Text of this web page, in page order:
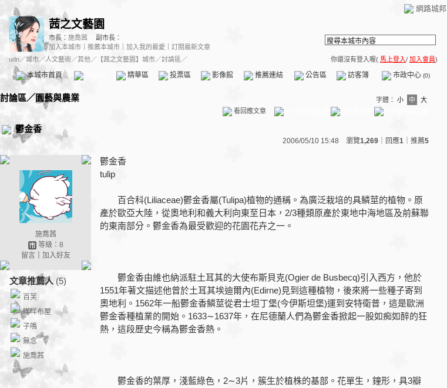
網路城邦
茜之文藝園
市長： 施喬茜
副市長：
加入本城市
推薦本城市 加入我的最愛
訂閱最新文章
udn／城市／人文藝術／其他 ／ 【茜之文藝園】城市／討論區／ 你還沒有登入喔( 馬上登入/ 加入會員)
本城市首頁 精華區 投票區 影像館 推薦連結 公告區 訪客簿 市政中心 (0)
討論區／園藝與農業 字體： 小 中
大
看回應文章
鬱金香
2006/05/10 15:48 瀏覽1,269 ｜回應1 推薦5
施喬茜
等級：8
留言｜ 加入好友
文章推薦人 (5)
百芙
咩咩布屋
子鳴
無念
施喬茜
鬱金香
tulip
百合科(Liliaceae)鬱金香屬(Tulipa)植物的通稱。為廣泛栽培的具鱗莖的植物。原
產於歐亞大陸，從奧地利和義大利向東至日本，2/3種類原產於東地中海地區及前蘇聯
的東南部分。鬱金香為最受歡迎的花園花卉之一。
鬱金香由維也納派駐土耳其的大使布斯貝克(Ogier de Busbecq)引入西方，他於
1551年著文描述他曾於土耳其埃迪爾內(Edirne)見到這種植物，後來將一些種子寄到
奧地利。1562年一船鬱金香鱗莖從君士坦丁堡(今伊斯坦堡)運到安特衛普，這是歐洲
鬱金香種植業的開始。1633∼1637年，在尼德蘭人們為鬱金香掀起一股如痴如醉的狂
熱，這段歷史今稱為鬱金香熱。
鬱金香的葉厚，淺藍綠色，2∼3片，簇生於植株的基部。花單生，鐘形，具3瓣